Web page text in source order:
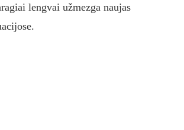
lengvai užmezga naujas